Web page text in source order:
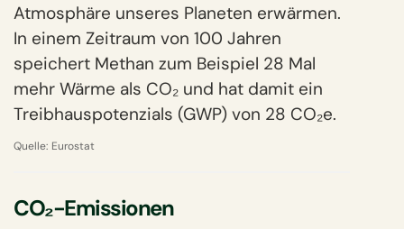
Atmosphäre unseres Planeten erwärmen.
In einem Zeitraum von 100 Jahren
speichert Methan zum Beispiel 28 Mal
mehr Wärme als CO₂ und hat damit ein
Treibhauspotenzials (GWP) von 28 CO₂e.
Quelle: Eurostat
CO₂-Emissionen